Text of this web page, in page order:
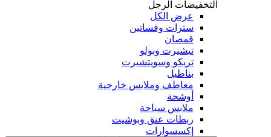
التخفيضات الرجل
عرض الكل
سترات وفساتين
قمصان
تيشيرت وبولو
تريكو وسويتشيرت
بناطيل
معاطف وملابس خارجية
أوشحة
ملابس سباحة
ربطات عنق وبوشيت
إكسسوارات